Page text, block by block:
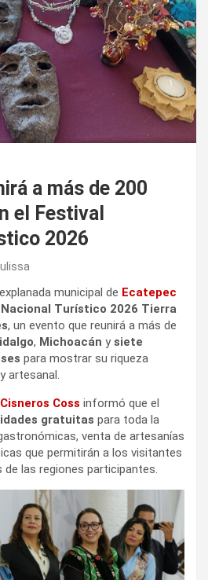
a más de 200
el Festival
2026
municipal de Ecatepec
Turístico 2026 Tierra
, un evento que reunirá a más de
, Michoacán ysiete
para mostrar su riqueza
artesanal.
Coss informó que el
gratuitas para toda la
venta de artesanías
que permitirán a los visitantes
las regiones participantes.